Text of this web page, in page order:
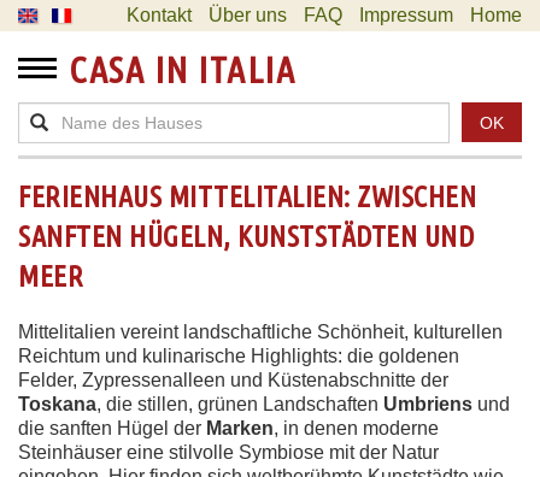
Kontakt Über uns FAQ Impressum Home
CASA IN ITALIA
OK
FERIENHAUS MITTELITALIEN: ZWISCHEN
SANFTEN HÜGELN, KUNSTSTÄDTEN UND
MEER
Mittelitalien vereint landschaftliche Schönheit, kulturellen
Reichtum und kulinarische Highlights: die goldenen
Felder, Zypressenalleen und Küstenabschnitte der
Toskana, die stillen, grünen Landschaften Umbriens und
die sanften Hügel der Marken, in denen moderne
Steinhäuser eine stilvolle Symbiose mit der Natur